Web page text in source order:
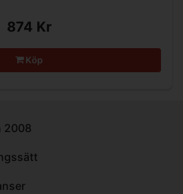
874 Kr
Köp
2008